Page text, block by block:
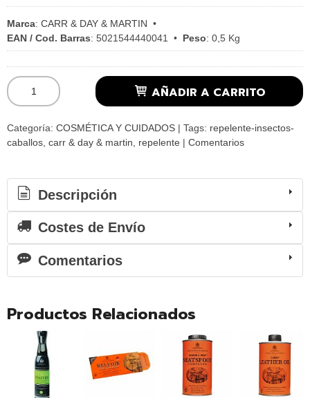
Marca: CARR & DAY & MARTIN •
EAN / Cod. Barras: 5021544440041 • Peso: 0,5 Kg
AÑADIR A CARRITO
Categoría: COSMÉTICA Y CUIDADOS | Tags: repelente-insectos-
caballos carr & day & martin repelente | Comentarios
Descripción
Costes de Envío
Comentarios
Productos Relacionados